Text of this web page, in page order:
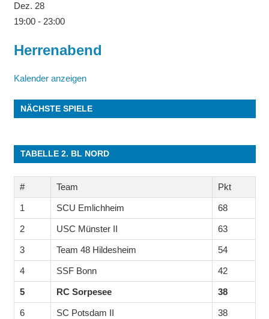
Dez. 28
19:00- 23:00
Herrenabend
Kalender anzeigen
NÄCHSTE SPIELE
TABELLE 2. BL NORD
# Team Pkt
1 SCU Emlichheim 68
2 USC Münster II 63
3 Team 48 Hildesheim 54
4 SSF Bonn 42
5 RC Sorpesee 38
6 SC Potsdam II 38